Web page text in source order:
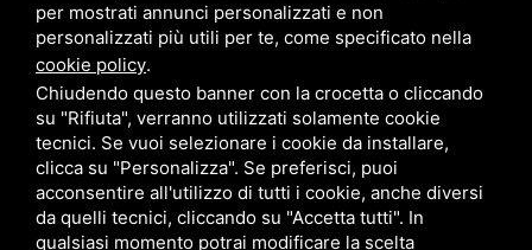
Cerca nel sito
PER FATTURAZIONE ELETTRONICA: CODICE SDI: M5UXCR1 - P.IVA:
00905380382 - CF. 01527590234 - EMAIL PEC:LARUSSRL@PEC.PAVIPEC.COM
PRIVACY •SITEMAP • QUESTO SITO È PROTETTO DA GOOGLE RECAPTCHA V3,
PRIVACY POLICYETERMS OF SERVICEDI GOOGLE.
per mostrati annunci personalizzati e non
personalizzati più utili per te, come specificato nella
cookie policy.
Chiudendo questo banner con la crocetta o cliccando
su "Rifiuta", verranno utilizzati solamente cookie
tecnici. Se vuoi selezionare i cookie da installare,
clicca su "Personalizza". Se preferisci, puoi
acconsentire all'utilizzo di tutti i cookie, anche diversi
da quelli tecnici, cliccando su "Accetta tutti". In
qualsiasi momento potrai modificare la scelta